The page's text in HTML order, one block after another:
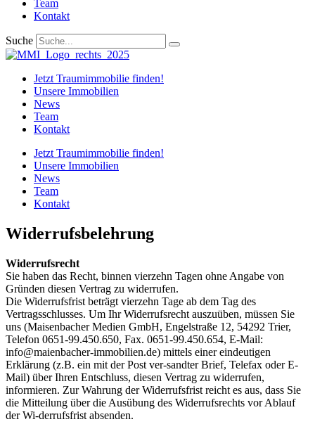
Team
Kontakt
Suche
Jetzt Traumimmobilie finden!​
Unsere Immobilien
News
Team
Kontakt
Jetzt Traumimmobilie finden!​
Unsere Immobilien
News
Team
Kontakt
Widerrufsbelehrung
Widerrufsrecht
Sie haben das Recht, binnen vierzehn Tagen ohne Angabe von
Gründen diesen Vertrag zu widerrufen.
Die Widerrufsfrist beträgt vierzehn Tage ab dem Tag des
Vertragsschlusses. Um Ihr Widerrufsrecht auszuüben, müssen Sie
uns (Maisenbacher Medien GmbH, Engelstraße 12, 54292 Trier,
Telefon 0651-99.450.650, Fax. 0651-99.450.654, E-Mail:
info@maienbacher-immobilien.de) mittels einer eindeutigen
Erklärung (z.B. ein mit der Post ver-sandter Brief, Telefax oder E-
Mail) über Ihren Entschluss, diesen Vertrag zu widerrufen,
informieren. Zur Wahrung der Widerrufsfrist reicht es aus, dass Sie
die Mitteilung über die Ausübung des Widerrufsrechts vor Ablauf
der Wi-derrufsfrist absenden.